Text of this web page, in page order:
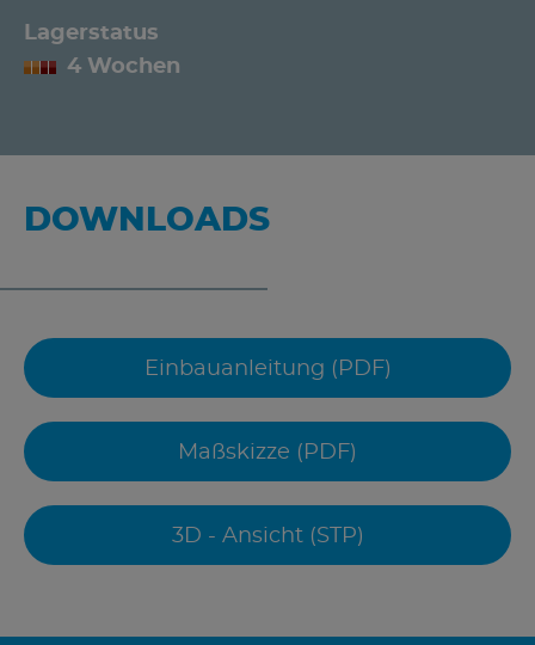
Lagerstatus
4 Wochen
DOWNLOADS
Einbauanleitung (PDF)
Maßskizze (PDF)
3D - Ansicht (STP)